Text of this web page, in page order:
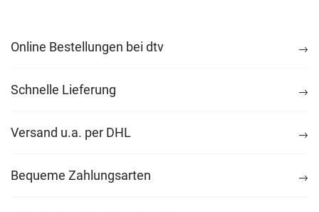
Online Bestellungen bei dtv
Schnelle Lieferung
Versand u.a. per DHL
Bequeme Zahlungsarten